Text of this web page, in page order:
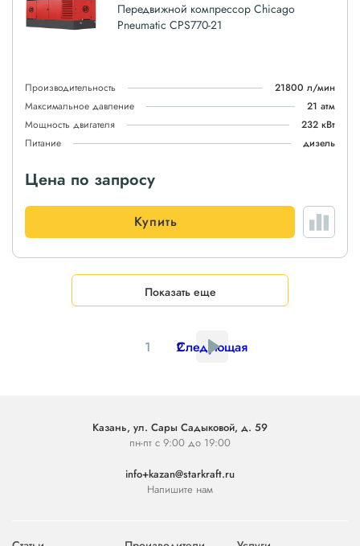
Передвижной компрессор Chicago
Pneumatic CPS770-21
Производительность
21800 л/мин
Максимальное давление
21 атм
Мощность двигателя
232 кВт
Питание
дизель
Цена по запросу
Купить
Показать еще
1 2
Следующая
Казань, ул. Сары Садыковой, д. 59
пн-пт с 9:00 до 19:00
info+kazan@starkraft.ru
Напишите нам